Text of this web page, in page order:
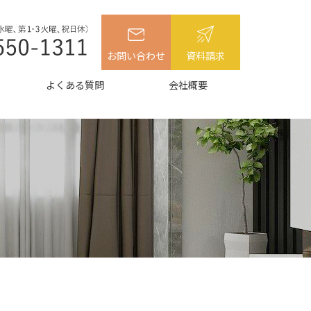
お問い合わせ 資料請求
よくある質問 会社概要